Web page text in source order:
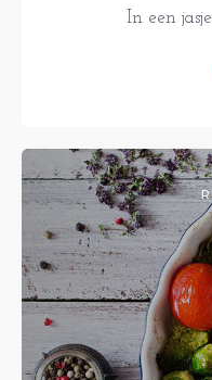
In een